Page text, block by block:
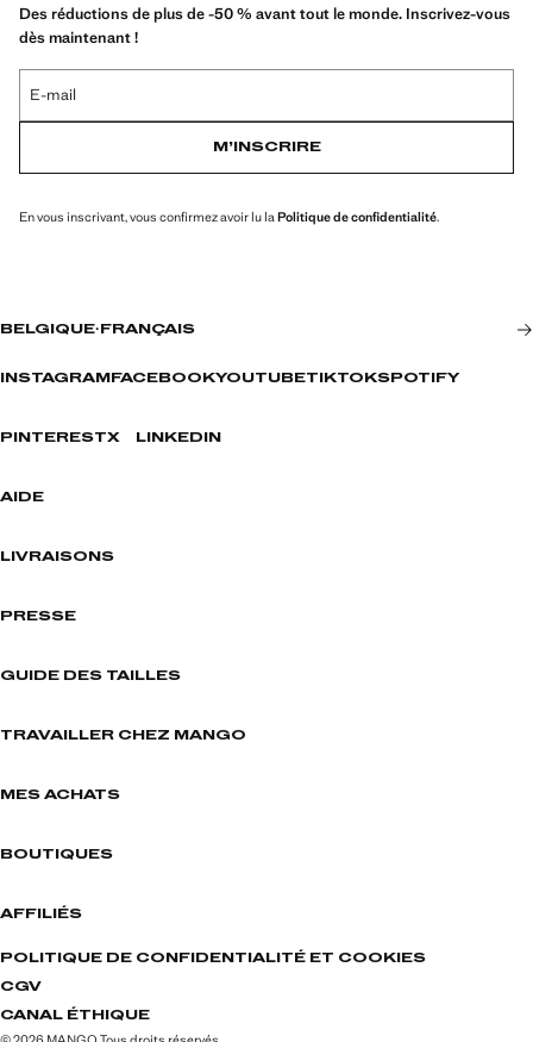
Des réductions de plus de -50 % avant tout le monde. Inscrivez-vous
dès maintenant !
E-mail
M’INSCRIRE
En vous inscrivant, vous confirmez avoir lu la Politique de confidentialité.
BELGIQUE· FRANÇAIS
INSTAGRAM FACEBOOKYOUTUBETIKTOKSPOTIFY
PINTERESTX LINKEDIN
AIDE
LIVRAISONS
PRESSE
GUIDE DES TAILLES
TRAVAILLER CHEZ MANGO
MES ACHATS
BOUTIQUES
AFFILIÉS
POLITIQUE DE CONFIDENTIALITÉ ET COOKIES
CGV
CANAL ÉTHIQUE